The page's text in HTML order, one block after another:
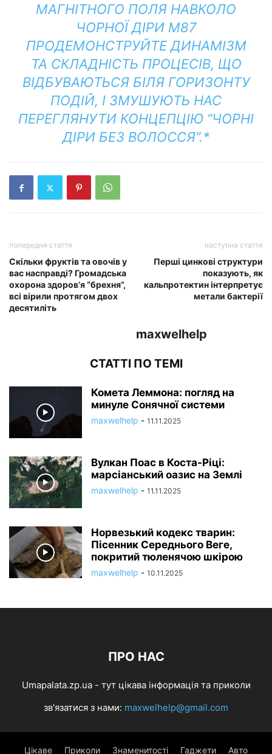
МАГНІТНОГО ПОЛЯ НАВКОЛО
ЧОРНОЇ ДІРИ M87
ПРОДЕМОНСТРУЙТЕ ДИНАМІЗМ
ТА СКЛАДНІСТЬ ПРОЦЕСІВ, ЩО
ВІДБУВАЮТЬСЯ БІЛЯ ГОРИЗОНТУ
ПОДІЙ, І ЗМУШУЮТЬ НАС
ПЕРЕГЛЯНУТИ КОНЦЕПЦІЮ “ЧОРНІ
ДІРИ БЕЗ ВОЛОССЯ”.*
попередня стаття
Скільки фруктів та овочів у
вас насправді? Громадська
охорона здоров’я “брехня”,
всі вірили протягом двох
десятиліть
наступна стаття
Перші цинкові структури
показують, як
кальпротектин інтерпретує
метали бактерії
maxwelhelp
СТАТТІ ПО ТЕМІ
Комета Леммона: погляд на
минуле Сонячної системи
maxwelhelp - 11.11.2025
Вулкан Поас в Коста-Ріці:
марсіанський оазис на Землі
maxwelhelp - 11.11.2025
Норвезький кодекс тварин:
Пісенник Середнього Веге,
покритий тюленячою шкірою
maxwelhelp - 10.11.2025
ПРО НАС
Umapalata.zp.ua - тут цікава інформація та приколи
зв'язатися з нами: maxwelhelp@gmail.com
Цікаве Приколи Знаменитості Гаджети Авто